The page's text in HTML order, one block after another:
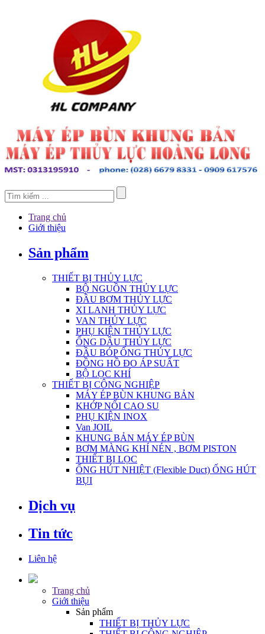
Trang chủ
Giới thiệu
Sản phẩm
THIẾT BỊ THỦY LỰC
BỘ NGUỒN THỦY LỰC
ĐẦU BƠM THỦY LỰC
XI LANH THỦY LỰC
VAN THỦY LỰC
PHỤ KIỆN THỦY LỰC
ỐNG DẦU THỦY LỰC
ĐẦU BÓP ỐNG THỦY LỰC
ĐỒNG HỒ ĐO ÁP SUẤT
BỘ LỌC KHÍ
THIẾT BỊ CÔNG NGHIỆP
MÁY ÉP BÙN KHUNG BẢN
KHỚP NỐI CAO SU
PHỤ KIỆN INOX
Van JOIL
KHUNG BẢN MÁY ÉP BÙN
BƠM MÀNG KHÍ NÉN , BƠM PISTON
THIẾT BỊ LỌC
ỐNG HÚT NHIỆT (Flexible Duct) ỐNG HÚT
BỤI
Dịch vụ
Tin tức
Liên hệ
Trang chủ
Giới thiệu
Sản phẩm
THIẾT BỊ THỦY LỰC